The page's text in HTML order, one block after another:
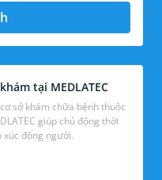
tại MEDLATEC
sở khám chữa bệnh thuộc
giúp chủ động thời
gian, hạn chế tiếp xúc đông người.